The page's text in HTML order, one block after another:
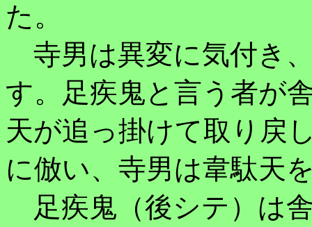
た。
寺男は異変に気付き
す。足疾鬼と言う者が
天が追っ掛けて取り戻
に倣い、寺男は韋駄天
足疾鬼（後シテ）は